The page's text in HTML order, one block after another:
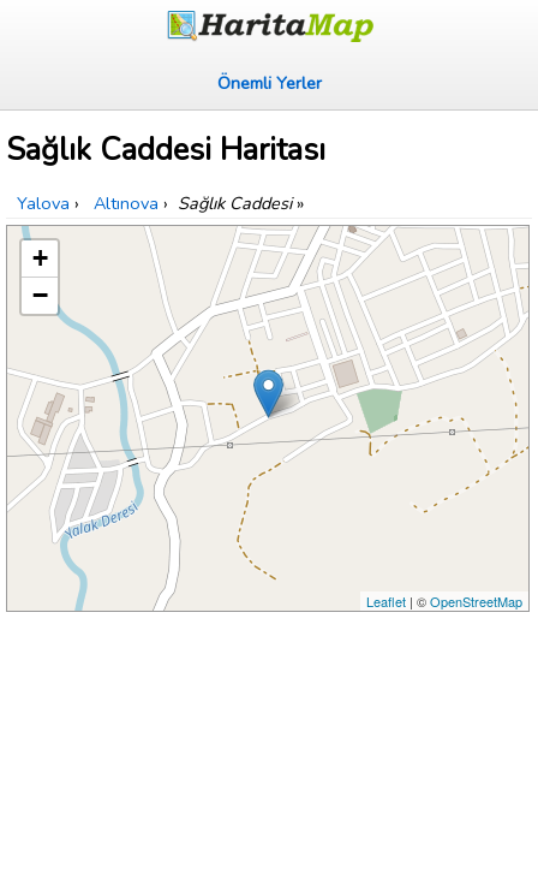
Önemli Yerler
Sağlık Caddesi Haritası
Yalova › Altınova › Sağlık Caddesi»
+
−
Leaflet| ©OpenStreetMap